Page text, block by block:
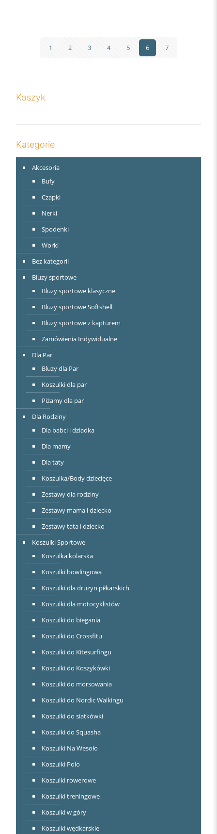
1 2 3 4 5 6 7
Koszyk
Kategorie
Akcesoria
Bufy
Czapki
Nerki
Spodenki
Worki
Bez kategorii
Bluzy sportowe
Bluzy sportowe klasyczne
Bluzy sportowe Softshell
Bluzy sportowe z kapturem
Zamówienia Indywidualne
Dla Par
Bluzy dla Par
Koszulki dla par
Piżamy dla par
Dla Rodziny
Dla babci i dziadka
Dla mamy
Dla taty
Koszulka/Body dziecięce
Zestawy dla rodziny
Zestawy mama i dziecko
Zestawy tata i dziecko
Koszulki Sportowe
Koszulka kolarska
Koszulki bowlingowa
Koszulki dla drużyn piłkarskich
Koszulki dla motocyklistów
Koszulki do biegania
Koszulki do Crossfitu
Koszulki do Kitesurfingu
Koszulki do Koszykówki
Koszulki do morsowania
Koszulki do Nordic Walkingu
Koszulki do siatkówki
Koszulki do Squasha
Koszulki Na Wesoło
Koszulki Polo
Koszulki rowerowe
Koszulki treningowe
Koszulki w góry
Koszulki wędkarskie